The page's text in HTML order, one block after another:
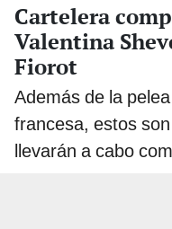
Cartelera
Valentina
Fiorot
Además de la
francesa, estos
llevarán a cabo